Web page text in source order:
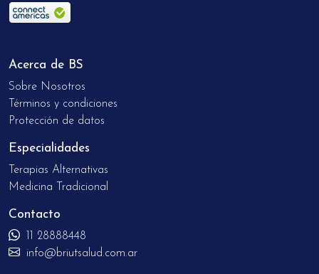
Acerca de BS
Sobre Nosotros
Términos y condiciones
Protección de datos
Especialidades
Terapias Alternativas
Medicina Tradicional
Contacto
11 28888448
info@briutsalud.com.ar